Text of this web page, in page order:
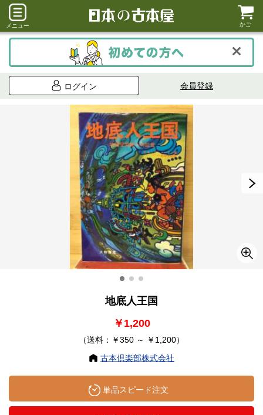
メニュー かご
ログイン 会員登録
地底人王国
￥1,200
（送料：￥350 ～ ￥1,200）
古本倶楽部株式会社
単品スピード注文